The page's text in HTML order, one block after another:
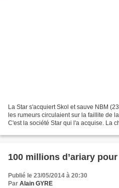
La Star s'acquiert Skol et sauve NBM
les rumeurs circulaient sur la faillite de
C'est la société Star qui l'a acquise. La
100 millions d’ariary pour
Publié le 23/05/2014 à 20:30
Par Alain GYRE